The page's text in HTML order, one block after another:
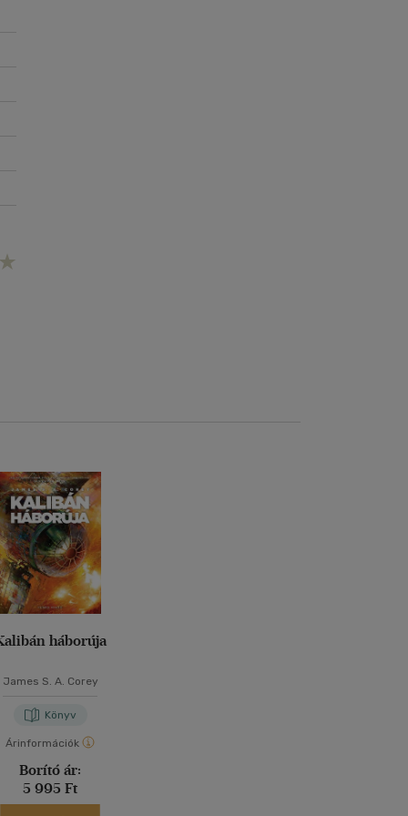
háborúja
James S. A. Corey
Könyv
Árinformációk
Borító ár:
5 995 Ft